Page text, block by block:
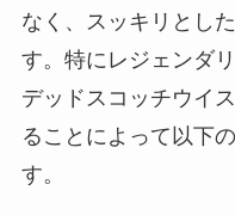
なく、スッキリとし
す。特にレジェンダ
デッドスコッチウイ
ることによって以下
す。